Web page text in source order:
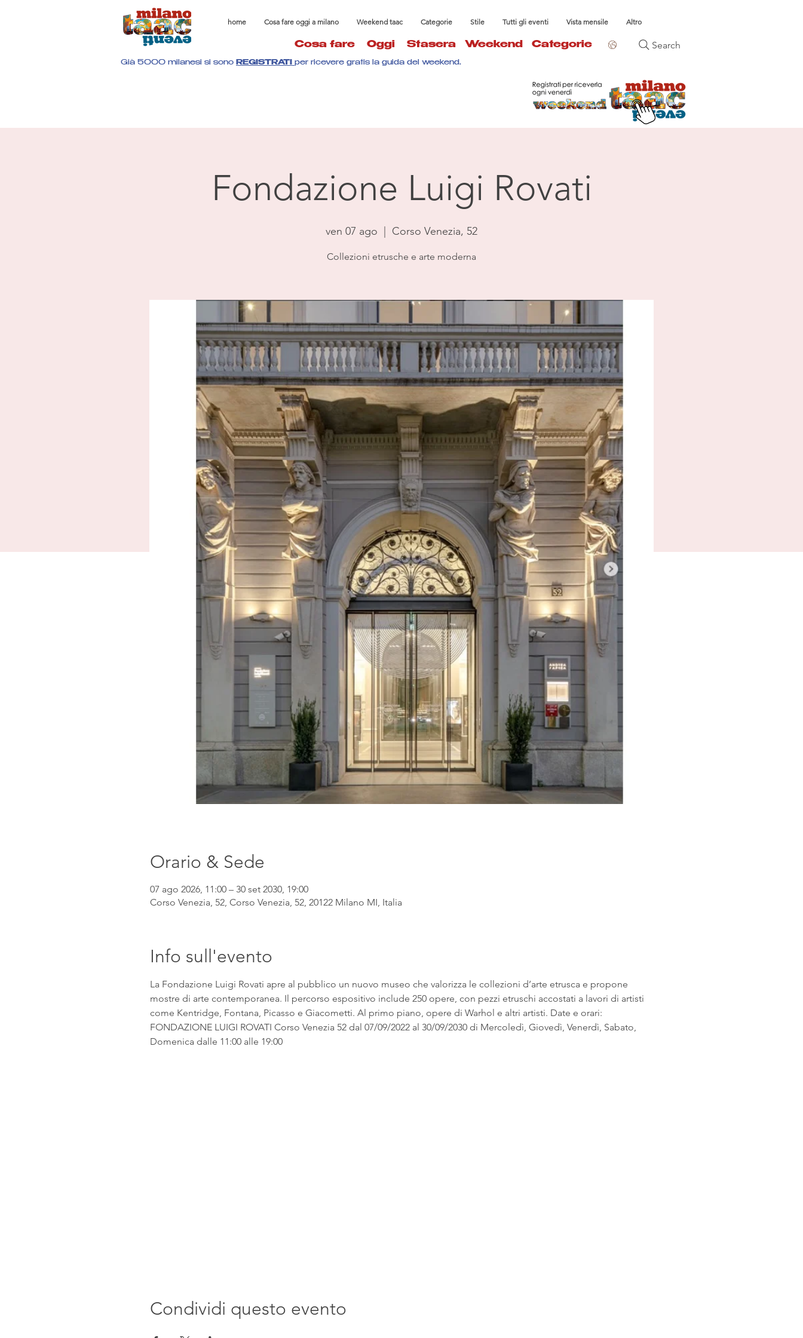
home Cosa fare oggi a milano Weekend taac Categorie Stile Tutti gli eventi Vista mensile Altro
Cosa fare Oggi Stasera Weekend Categorie Search
Già 5000 milanesi si sono REGISTRATI per ricevere gratis la guida del weekend.
Fondazione Luigi Rovati
ven 07 ago Corso Venezia, 52
Collezioni etrusche e arte moderna
Orario & Sede
07 ago 2026, 11:00 – 30 set 2030, 19:00
Corso Venezia, 52, Corso Venezia, 52, 20122 Milano MI, Italia
Info sull'evento
La Fondazione Luigi Rovati apre al pubblico un nuovo museo che valorizza le collezioni d’arte etrusca e propone
mostre di arte contemporanea. Il percorso espositivo include 250 opere, con pezzi etruschi accostati a lavori di artisti
come Kentridge, Fontana, Picasso e Giacometti. Al primo piano, opere di Warhol e altri artisti. Date e orari:
FONDAZIONE LUIGI ROVATI Corso Venezia 52 dal 07/09/2022 al 30/09/2030 di Mercoledì, Giovedì, Venerdì, Sabato,
Domenica dalle 11:00 alle 19:00
Condividi questo evento